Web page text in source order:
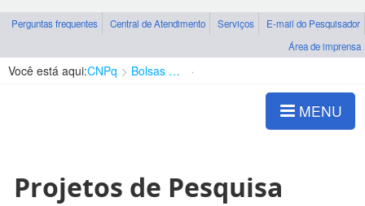
Perguntas frequentes Central de Atendimento Serviços
E-mail do Pesquisador
Área de imprensa
Você está aqui:CNPq Bolsas e Auxílios Vigentes
MENU
Projetos de Pesquisa